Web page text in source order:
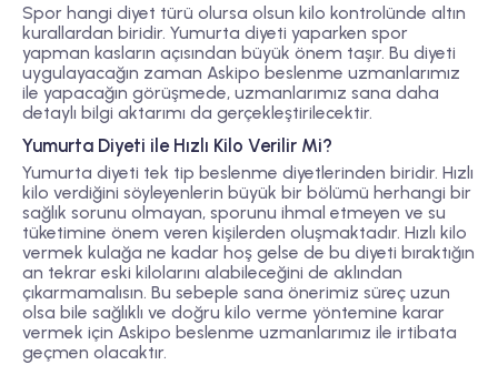
Spor hangi diyet türü olursa olsun kilo kontrolünde altın
kurallardan biridir. Yumurta diyeti yaparken spor
yapman kasların açısından büyük önem taşır. Bu diyeti
uygulayacağın zaman Askipo beslenme uzmanlarımız
ile yapacağın görüşmede, uzmanlarımız sana daha
detaylı bilgi aktarımı da gerçekleştirilecektir.
Yumurta Diyeti ile Hızlı Kilo Verilir Mi?
Yumurta diyeti tek tip beslenme diyetlerinden biridir. Hızlı
kilo verdiğini söyleyenlerin büyük bir bölümü herhangi bir
sağlık sorunu olmayan, sporunu ihmal etmeyen ve su
tüketimine önem veren kişilerden oluşmaktadır. Hızlı kilo
vermek kulağa ne kadar hoş gelse de bu diyeti bıraktığın
an tekrar eski kilolarını alabileceğini de aklından
çıkarmamalısın. Bu sebeple sana önerimiz süreç uzun
olsa bile sağlıklı ve doğru kilo verme yöntemine karar
vermek için Askipo beslenme uzmanlarımız ile irtibata
geçmen olacaktır.